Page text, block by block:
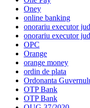
Oney
online banking
onorariu executor
onorariu executor
OPC
Orange
orange money
ordin de plata
Ordonanta
OTP Bank
OTP Bank